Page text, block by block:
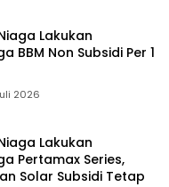
Lakukan
BBM Non Subsidi Per 1
2026
Lakukan
Pertamax Series,
Solar Subsidi Tetap